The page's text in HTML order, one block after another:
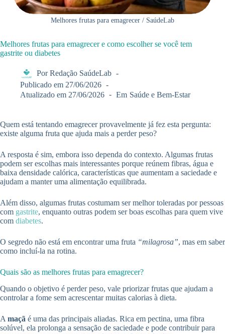
Melhores frutas para emagrecer / SaúdeLab
Melhores frutas para emagrecer e como escolher se você tem
gastrite ou diabetes
Por Redação SaúdeLab
Publicado em 27/06/2026
Atualizado em 27/06/2026 Em Saúde e Bem-Estar
Quem está tentando emagrecer provavelmente já fez esta pergunta:
existe alguma fruta que ajuda mais a perder peso?
A resposta é sim, embora isso dependa do contexto. Algumas frutas
podem ser escolhas mais interessantes porque reúnem fibras, água e
baixa densidade calórica, características que aumentam a saciedade e
ajudam a manter uma alimentação equilibrada.
Além disso, algumas frutas costumam ser melhor toleradas por pessoas
com gastrite, enquanto outras podem ser boas escolhas para quem vive
com diabetes.
O segredo não está em encontrar uma fruta “milagrosa”, mas em saber
como incluí-la na rotina.
Quais são as melhores frutas para emagrecer?
Quando o objetivo é perder peso, vale priorizar frutas que ajudam a
controlar a fome sem acrescentar muitas calorias à dieta.
A maçã é uma das principais aliadas. Rica em pectina, uma fibra
solúvel, ela prolonga a sensação de saciedade e pode contribuir para